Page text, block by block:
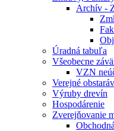
Archív -
Úradná tabuľa
Všeobecne
VZN
Verejné
Výruby drevín
Hospodárenie
Zverejňovanie